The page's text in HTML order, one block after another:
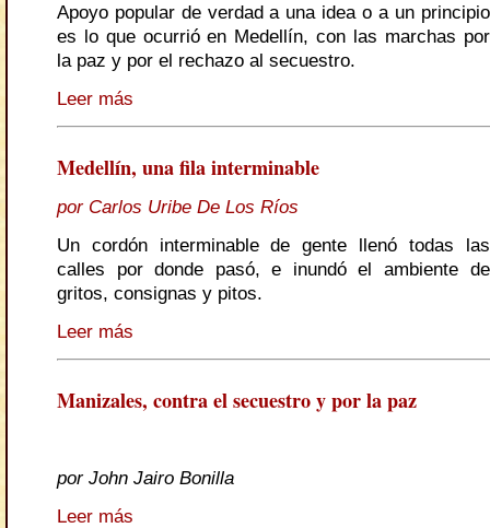
Apoyo popular de verdad a una idea o a un principio
es lo que ocurrió en Medellín, con las marchas por
la paz y por el rechazo al secuestro.
Leer más
Medellín, una fila interminable
por Carlos Uribe De Los Ríos
Un cordón interminable de gente llenó todas las
calles por donde pasó, e inundó el ambiente de
gritos, consignas y pitos.
Leer más
Manizales, contra el secuestro y por la paz
por John Jairo Bonilla
Leer más